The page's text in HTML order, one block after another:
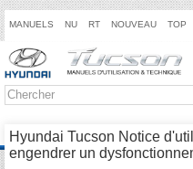
MANUELS NU RT NOUVEAU TOP
Hyundai Tucson Notice
engendrer un